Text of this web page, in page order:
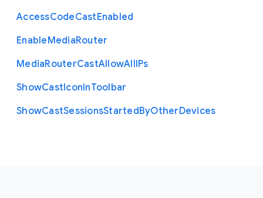
AccessCodeCastEnabled
EnableMediaRouter
MediaRouterCastAllowAllIPs
ShowCastIconInToolbar
ShowCastSessionsStartedByOtherDevices